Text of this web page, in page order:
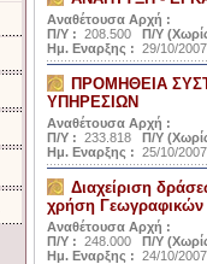
Αναθέτουσα Αρχή :
Π/Υ : 208.500 Π/Υ
Ημ. Εναρξης : 29/10/2007
ΠΡΟΜΗΘΕΙΑ
ΥΠΗΡΕΣΙΩΝ
Αναθέτουσα Αρχή :
Π/Υ : 233.818 Π/Υ
Ημ. Εναρξης : 25/10/2007
Διαχείριση
χρήση
Αναθέτουσα Αρχή :
Π/Υ : 248.000 Π/Υ
Ημ. Εναρξης : 24/10/2007